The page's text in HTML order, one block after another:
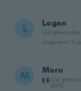
L Logan
Lid geworden
ongeveer 3
M Maru
Lid
2015